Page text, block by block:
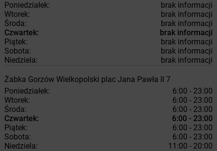
Poniedziałek:
brak informacji
Wtorek:
brak informacji
Środa:
brak informacji
Czwartek:
brak informacji
Piątek:
brak informacji
Sobota:
brak informacji
Niedziela:
brak informacji
Żabka Gorzów Wielkopolski plac Jana Pawła II 7
Poniedziałek:
6:00 - 23:00
Wtorek:
6:00 - 23:00
Środa:
6:00 - 23:00
Czwartek:
6:00 - 23:00
Piątek:
6:00 - 23:00
Sobota:
6:00 - 23:00
Niedziela:
11:00 - 20:00